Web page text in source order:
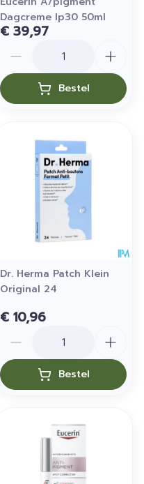
Dagcreme Ip30 50ml
€ 39,97
Bestel
Dr. Herma Patch Klein
Original 24
€ 10,96
Bestel